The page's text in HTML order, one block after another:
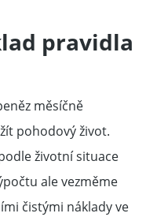
pravidla
měsíčně
pohodový život.
životní situace
ale vezměme
čistými náklady ve